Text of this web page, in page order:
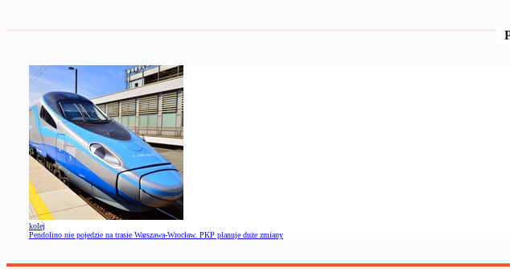
kolej
Pendolino nie pojedzie na trasie Warszawa-Wrocław. PKP planuje duże zmiany